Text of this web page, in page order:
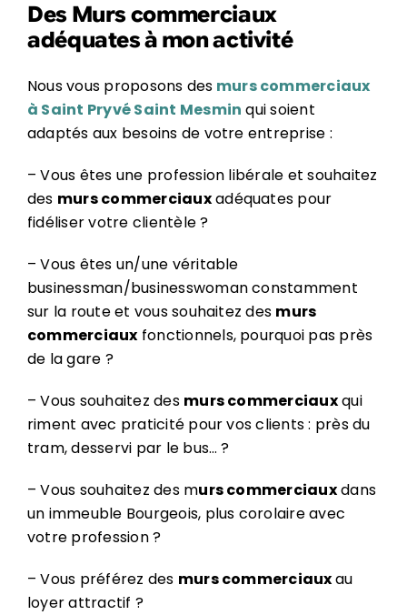
Des Murs commerciaux
adéquates à mon activité
Nous vous proposons des murs commerciaux
à Saint Pryvé Saint Mesmin qui soient
adaptés aux besoins de votre entreprise :
– Vous êtes une profession libérale et souhaitez
des murs commerciauxadéquates pour
fidéliser votre clientèle ?
– Vous êtes un/une véritable
businessman/businesswoman constamment
sur la route et vous souhaitez des murs
commerciaux fonctionnels, pourquoi pas près
de la gare ?
– Vous souhaitez des murs commerciauxqui
riment avec praticité pour vos clients : près du
tram, desservi par le bus… ?
– Vous souhaitez des murs commerciauxdans
un immeuble Bourgeois, plus corolaire avec
votre profession ?
– Vous préférez des murs commerciauxau
loyer attractif ?